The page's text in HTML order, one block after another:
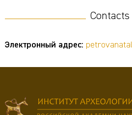
Contacts
Электронный адрес: